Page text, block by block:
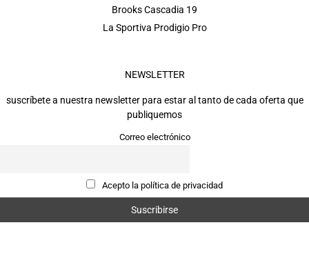
Brooks Cascadia 19
La Sportiva Prodigio Pro
NEWSLETTER
suscríbete a nuestra newsletter para estar al tanto de cada oferta que
publiquemos
Correo electrónico
Acepto la política de privacidad